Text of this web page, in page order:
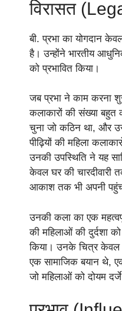
विरासत
बी. प्रभा का योगदान
है। उन्होंने भारतीय
को प्रभावित किया।
जब प्रभा ने काम करना
कलाकारों की संख्या बहुत
चुना जो कठिन था, और
पीढ़ियों की महिला
उनकी उपस्थिति ने यह
केवल घर की चारदीवारी
आकाश तक भी अपनी
उनकी कला का एक
की महिलाओं की दुर्दशा
किया। उनके चित्र
एक सामाजिक बयान थे,
जो महिलाओं को दोयम